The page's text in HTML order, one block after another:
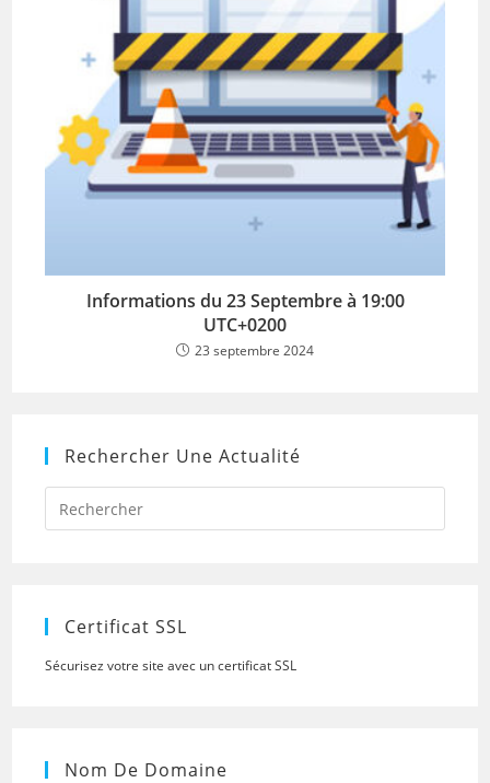
Informations du 23 Septembre à 19:00
UTC+0200
23 septembre 2024
Rechercher Une Actualité
Press
to
Certificat SSL
Sécurisez votre site avec un certificat SSL
Nom De Domaine